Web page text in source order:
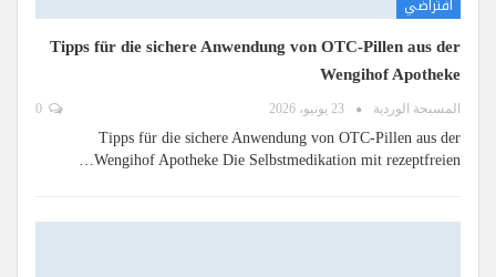
افتراضي
Tipps für die sichere Anwendung von OTC-Pillen aus der
Wengihof Apotheke
المسبحة الوردية 23 يونيو، 2026
Tipps für die sichere Anwendung von OTC-Pillen aus der
Wengihof Apotheke Die Selbstmedikation mit rezeptfreien…